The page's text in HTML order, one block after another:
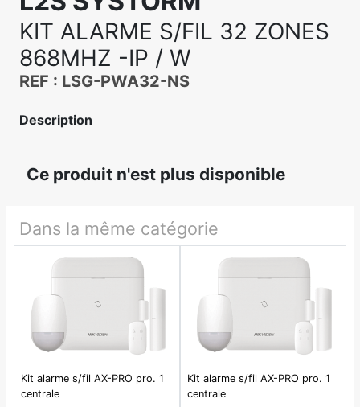
KIT ALARME S/FIL 32 ZONES
868MHZ -IP / W
REF : LSG-PWA32-NS
Description
Ce produit n'est plus disponible
Dans la même catégorie
Kit alarme s/fil AX-PRO pro. 1
centrale
Kit alarme s/fil AX-PRO pro. 1
centrale